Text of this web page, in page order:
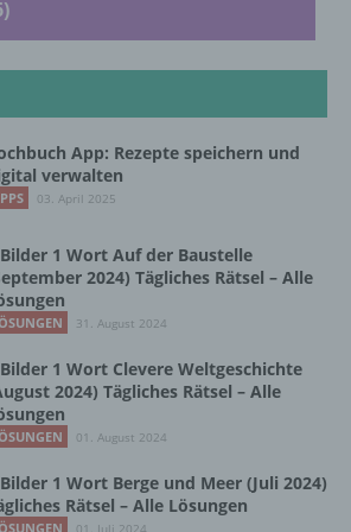
App: Rezepte speichern und
verwalten
03. April 2025
1 Wort Auf der Baustelle
2024) Tägliches Rätsel – Alle
31. August 2024
1 Wort Clevere Weltgeschichte
2024) Tägliches Rätsel – Alle
01. August 2024
1 Wort Berge und Meer (Juli 2024)
Rätsel – Alle Lösungen
01. Juli 2024
ist jeder mit oder ohne Hilfe
Verfahren ausgeführte
mit personenbezogenen
oder Veränderung, das
Abfragen, die Verwendung,
durch Übermittlung,
den Abgleich oder die
die Einschränkung, das
die Vernichtung.
der Verarbeitung
der Verarbeitung ist die
Daten mit dem Ziel, ihre
einzuschränken.